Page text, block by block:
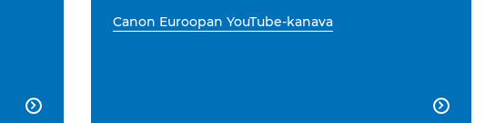

Canon Euroopan YouTube-kanava
